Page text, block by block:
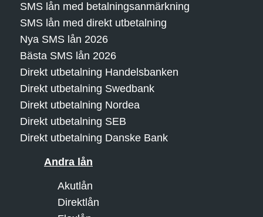
SMS lån med betalningsanmärkning
SMS lån med direkt utbetalning
Nya SMS lån 2026
Bästa SMS lån 2026
Direkt utbetalning Handelsbanken
Direkt utbetalning Swedbank
Direkt utbetalning Nordea
Direkt utbetalning SEB
Direkt utbetalning Danske Bank
Andra lån
Akutlån
Direktlån